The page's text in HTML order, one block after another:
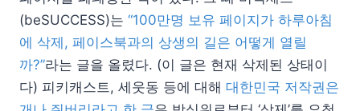
(beSUCCESS)는 “100만명 보유 페이지가 하루아침
에 삭제, 페이스북과의 상생의 길은 어떻게 열릴
까?”라는 글을 올렸다. (이 글은 현재 삭제된 상태이
다) 피키캐스트, 세웃동 등에 대해 대한민국 저작권은